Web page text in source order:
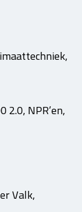
NPR’en,
Valk,